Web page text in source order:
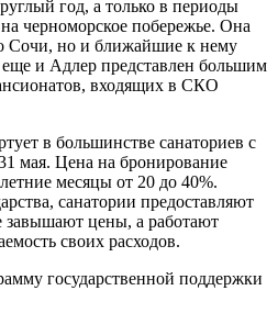
год, а только в периоды
черноморское побережье. Она
Сочи, но и ближайшие к нему
и Адлер представлен большим
входящих в СКО
в большинстве санаториев с
мая. Цена на бронирование
месяцы от 20 до 40%.
санатории предоставляют
завышают цены, а работают
своих расходов.
государственной поддержки